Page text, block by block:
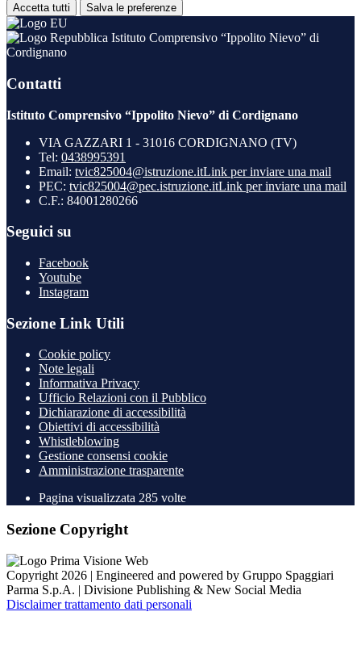
Accetta tutti Salva le preferenze
Istituto Comprensivo “Ippolito Nievo” di
Cordignano
Contatti
Istituto Comprensivo “Ippolito Nievo” di Cordignano
VIA GAZZARI 1 - 31016 CORDIGNANO (TV)
Tel: 0438995391
Email: tvic825004@istruzione.itLink per inviare una mail
PEC: tvic825004@pec.istruzione.itLink per inviare una mail
C.F.: 84001280266
Seguici su
Facebook
Youtube
Instagram
Sezione Link Utili
Cookie policy
Note legali
Informativa Privacy
Ufficio Relazioni con il Pubblico
Dichiarazione di accessibilità
Obiettivi di accessibilità
Whistleblowing
Gestione consensi cookie
Amministrazione trasparente
Pagina visualizzata 285 volte
Sezione Copyright
Copyright 2026 | Engineered and powered by Gruppo Spaggiari
Parma S.p.A. | Divisione Publishing & New Social Media
Disclaimer trattamento dati personali